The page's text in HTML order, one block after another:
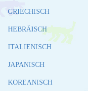
GRIECHISCH
HEBRÄISCH
ITALIENISCH
JAPANISCH
KOREANISCH